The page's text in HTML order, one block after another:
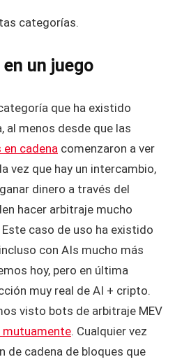
categorías.
un juego
que ha existido
al menos desde que las
en cadena comenzaron a ver
vez que hay un intercambio,
dinero a través del
hacer arbitraje mucho
caso de uso ha existido
con AIs mucho más
hoy, pero en última
muy real de AI + cripto.
visto bots de arbitraje MEV
mutuamente. Cualquier vez
de cadena de bloques que